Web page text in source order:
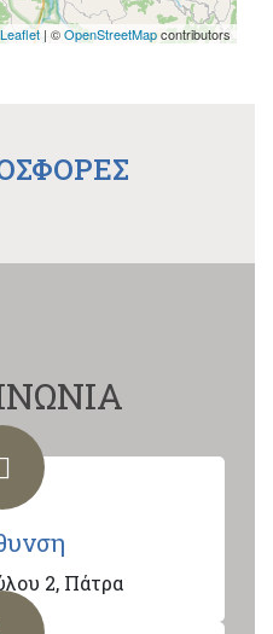
Leaflet | ©OpenStreetMapcontributors
2, Πάτρα